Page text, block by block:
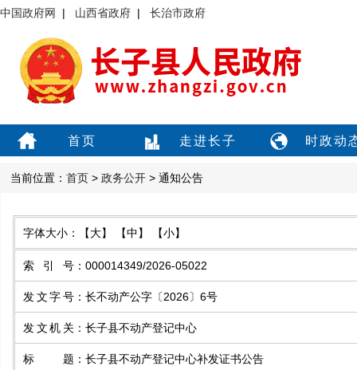
中国政府网 | 山西省政府 | 长治市政府
首页 走进长子 时政动
当前位置： 首页 > 政务公开 > 通知公告
字体大小： 【大】 【中】 【小】
索引号 ： 000014349/2026-05022
发文字号 ： 长不动产公字〔2026〕6号
发文机关 ： 长子县不动产登记中心
标题 ： 长子县不动产登记中心补发证书公告